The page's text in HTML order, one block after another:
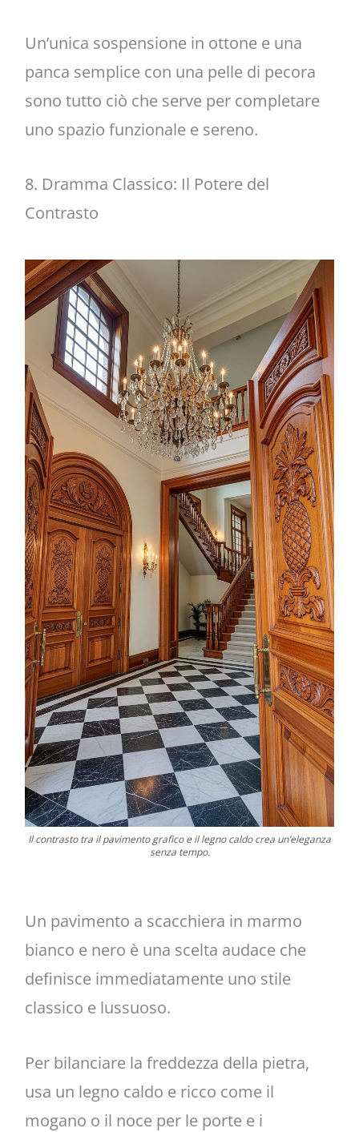
Un’unica sospensione in ottone e una
panca semplice con una pelle di pecora
sono tutto ciò che serve per completare
uno spazio funzionale e sereno.
8. Dramma Classico: Il Potere del
Contrasto
Il contrasto tra il pavimento grafico e il legno caldo crea un’eleganza
senza tempo.
Un pavimento a scacchiera in marmo
bianco e nero è una scelta audace che
definisce immediatamente uno stile
classico e lussuoso.
Per bilanciare la freddezza della pietra,
usa un legno caldo e ricco come il
mogano o il noce per le porte e i